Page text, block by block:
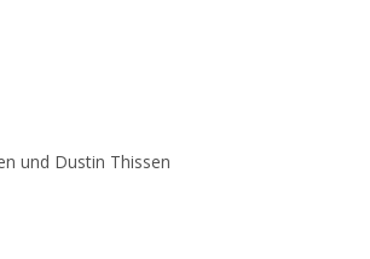
und Dustin Thissen